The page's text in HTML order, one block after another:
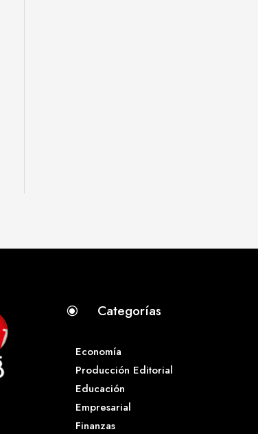
\ Categorías
Economía
Producción Editorial
Educación
Empresarial
Finanzas